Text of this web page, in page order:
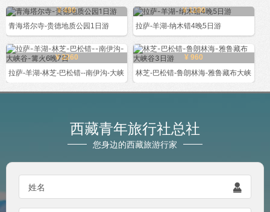
¥ 490
青海塔尔寺-贵德地质公园1日游
¥ 1280
拉萨-羊湖-纳木错4晚5日游
¥ 2260
拉萨-羊湖-林芝-巴松错--南伊沟-大峡
¥ 960
林芝-巴松错-鲁朗林海-雅鲁藏布大峡
西藏青年旅行社总社
您身边的西藏旅游行家
姓名 